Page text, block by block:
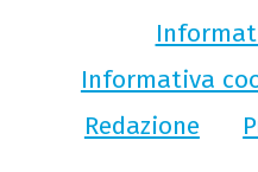
Informativa
Redazione